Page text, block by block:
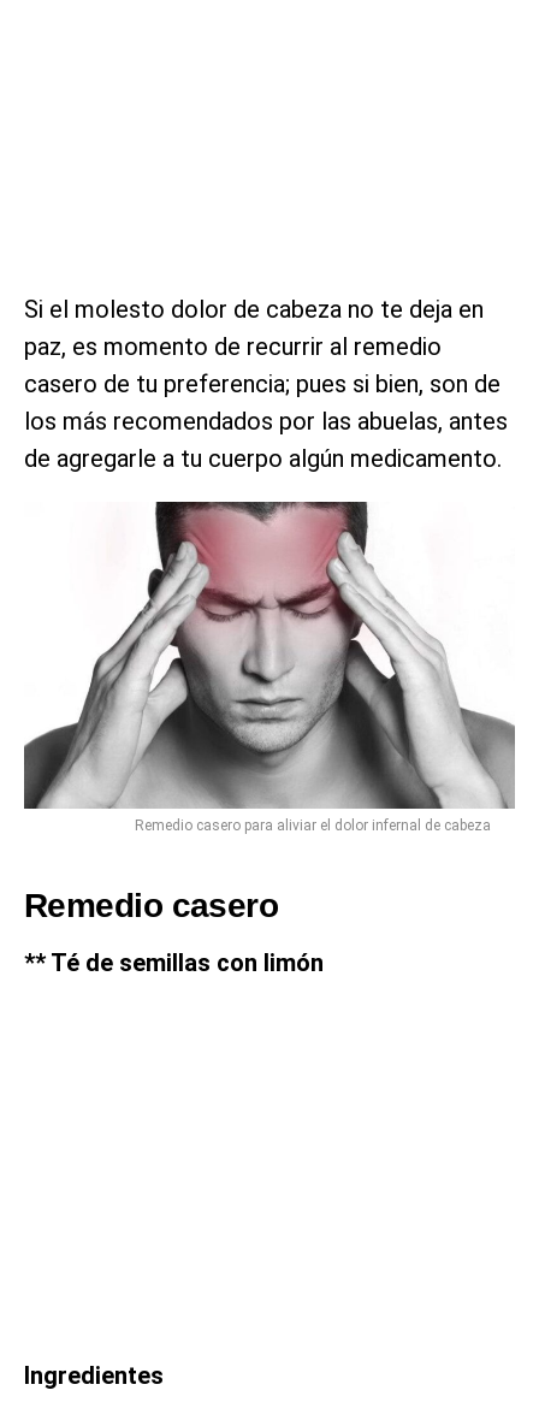
Si el molesto dolor de cabeza no te deja en
paz, es momento de recurrir al remedio
casero de tu preferencia; pues si bien, son de
los más recomendados por las abuelas, antes
de agregarle a tu cuerpo algún medicamento.
Remedio casero para aliviar el dolor infernal de cabeza
Remedio casero
** Té de semillas con limón
Ingredientes